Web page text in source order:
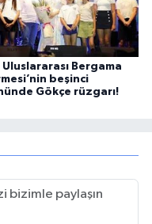
Uluslararası Bergama
beşinci
Gökçe rüzgarı!